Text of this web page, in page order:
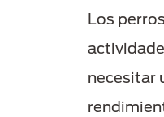
Los
necesitar